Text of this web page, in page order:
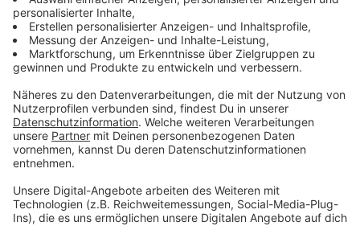
leisten kann: Sie macht die gesellschaftliche
Bedeutung eines Prozesses sichtbar – und
gleichzeitig die menschliche Tragweite, die oft
dahintersteht.
Anzeige
Bilder werden im Landtag ausgestellt
Anzeige